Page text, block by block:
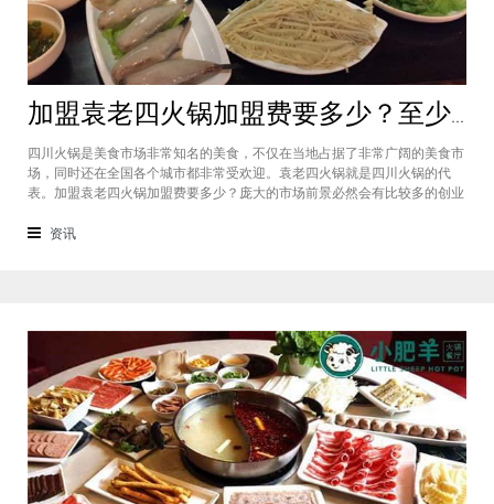
加盟袁老四火锅加盟费要多少？至少50万资金你准备好了吗？
四川火锅是美食市场非常知名的美食，不仅在当地占据了非常广阔的美食市
场，同时还在全国各个城市都非常受欢迎。袁老四火锅就是四川火锅的代
表。加盟袁老四火锅加盟费要多少？庞大的市场前景必然会有比较多的创业
城市都有着不一样的加盟费标准，袁老四火锅加盟至少要有50万资金你准备
资讯